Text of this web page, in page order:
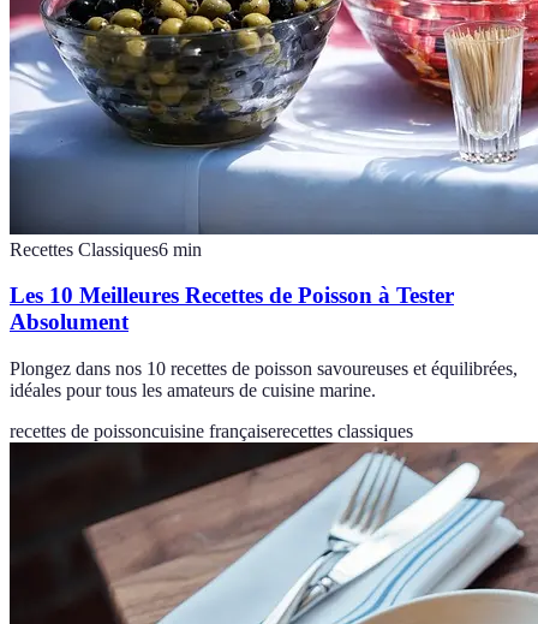
Recettes Classiques6 min
Les 10 Meilleures Recettes de Poisson à Tester
Absolument
Plongez dans nos 10 recettes de poisson savoureuses et équilibrées,
idéales pour tous les amateurs de cuisine marine.
recettes de poissoncuisine françaiserecettes classiques